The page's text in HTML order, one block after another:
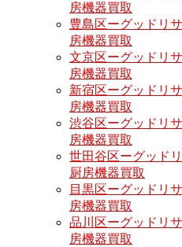
房機器買取
豊島区ーグッドリ
房機器買取
文京区ーグッドリ
房機器買取
新宿区ーグッドリ
房機器買取
渋谷区ーグッドリ
房機器買取
世田谷区ーグッド
厨房機器買取
目黒区ーグッドリ
房機器買取
品川区ーグッドリ
房機器買取